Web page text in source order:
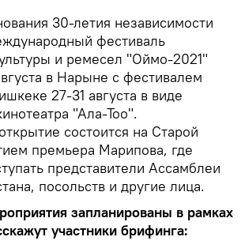
30-летия независимости
фестиваль
и ремесел "Оймо-2021"
в Нарыне с фестивалем
27-31 августа в виде
"Ала-Тоо".
состоится на Старой
премьера Марипова, где
представители Ассамблеи
посольств и другие лица.
запланированы в рамках
участники брифинга: